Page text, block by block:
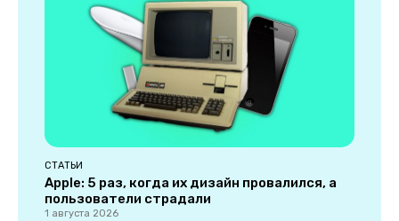
СТАТЬИ
Apple: 5 раз, когда их дизайн провалился, а
пользователи страдали
1 августа 2026